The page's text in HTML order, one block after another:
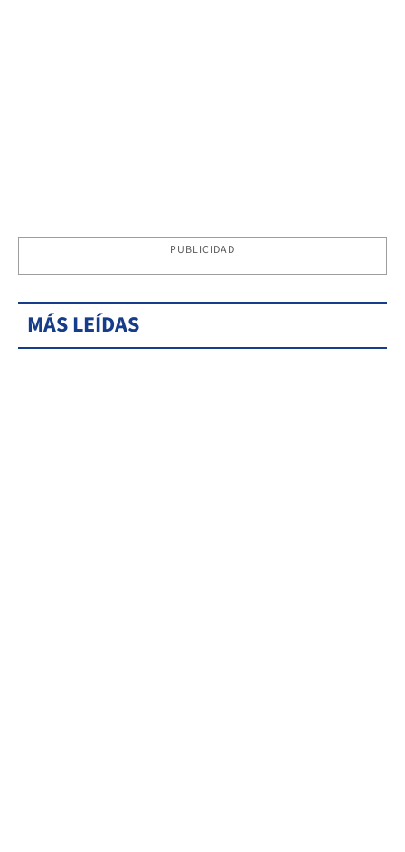
PUBLICIDAD
MÁS LEÍDAS